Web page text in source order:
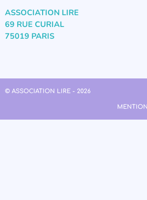
ASSOCIATION LIRE
69 RUE CURIAL
75019 PARIS
© ASSOCIATION LIRE - 2026